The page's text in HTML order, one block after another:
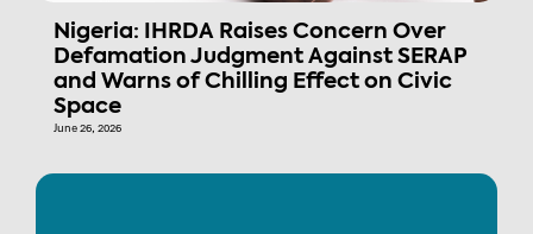
Nigeria: IHRDA Raises Concern Over
Defamation Judgment Against SERAP
and Warns of Chilling Effect on Civic
Space
June 26, 2026